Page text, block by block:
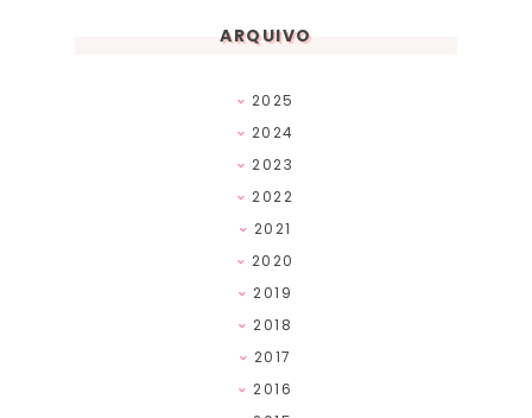
ARQUIVO
2025
2024
2023
2022
2021
2020
2019
2018
2017
2016